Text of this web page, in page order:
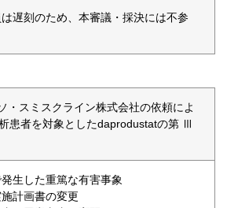
遅刻のため、本審議・採決には不参
・スミスクライン株式会社の依頼によ
患者を対象としたdaprodustatの第 Ⅲ
生した重篤な有害事象
計画書の変更